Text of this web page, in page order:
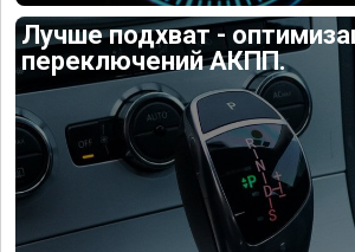
Лучше подхват -
переключений АКПП.